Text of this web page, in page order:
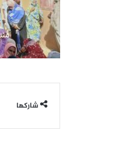
شاركها